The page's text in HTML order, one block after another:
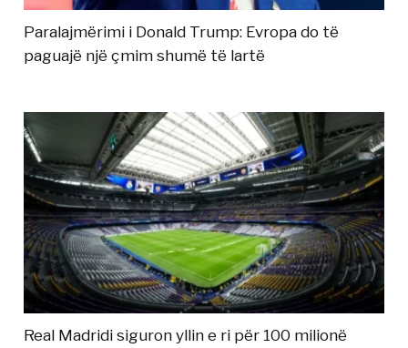
Paralajmërimi i Donald Trump: Evropa do të
paguajë një çmim shumë të lartë
Real Madridi siguron yllin e ri për 100 milionë